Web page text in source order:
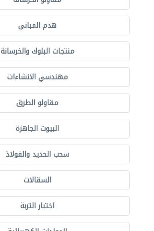
هدم المباني
منتجات البلوك والخرسانة
مهندسي الانشاءات
مقاولو الطرق
البيوت الجاهزة
سحب الحديد والفولاذ
السقالات
اختبار التربة